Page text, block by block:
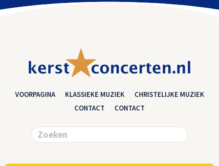
VOORPAGINA KLASSIEKE MUZIEK
CHRISTELIJKE MUZIEK
CONTACT
CONTACT